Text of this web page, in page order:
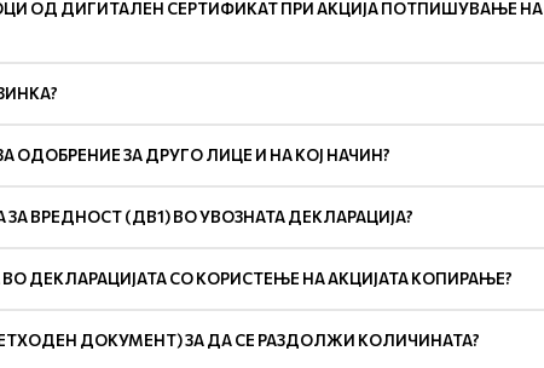
ОД ДИГИТАЛЕН СЕРТИФИКАТ ПРИ АКЦИЈА ПОТПИШУВАЊЕ НА
ЗА ДРУГО ЛИЦЕ И НА КОЈ НАЧИН?
ВРЕДНОСТ (ДВ1) ВО УВОЗНАТА ДЕКЛАРАЦИЈА?
ДЕКЛАРАЦИЈАТА СО КОРИСТЕЊЕ НА АКЦИЈАТА КОПИРАЊЕ?
ДОКУМЕНТ) ЗА ДА СЕ РАЗДОЛЖИ КОЛИЧИНАТА?